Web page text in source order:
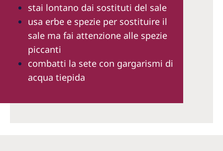
stai lontano dai sostituti del sale
usa erbe e spezie per sostituire il
sale ma fai attenzione alle spezie
piccanti
combatti la sete con gargarismi di
acqua tiepida